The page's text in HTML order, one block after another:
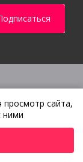
и сервисное
сайта,
ними